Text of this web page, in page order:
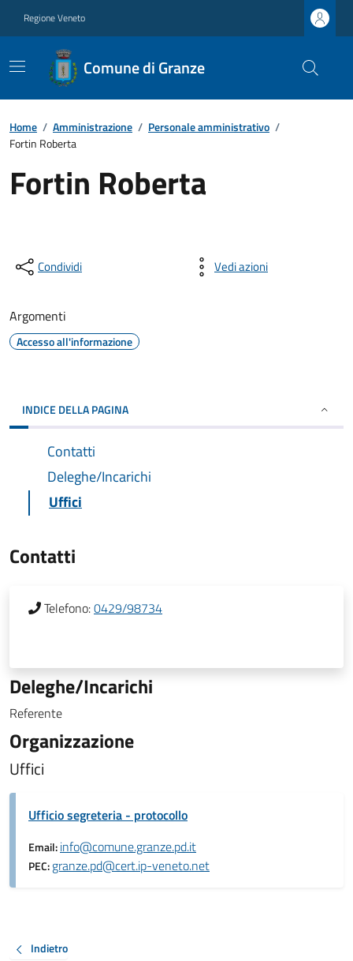
Regione Veneto
Comune di Granze
Home / Amministrazione / Personale amministrativo /
Fortin Roberta
Fortin Roberta
Condividi Vedi azioni
Argomenti
Accesso all'informazione
INDICE DELLA PAGINA
Contatti
Deleghe/Incarichi
Uffici
Contatti
Telefono:0429/98734
Deleghe/Incarichi
Referente
Organizzazione
Uffici
Ufficio segreteria - protocollo
Email:info@comune.granze.pd.it
PEC:granze.pd@cert.ip-veneto.net
Indietro